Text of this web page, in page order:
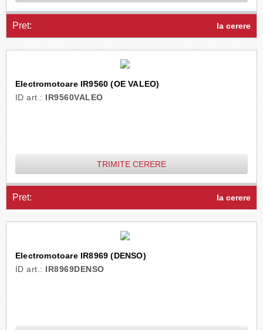
Pret: la cerere
Electromotoare IR9560 (OE VALEO)
ID art.: IR9560VALEO
TRIMITE CERERE
Pret: la cerere
Electromotoare IR8969 (DENSO)
ID art.: IR8969DENSO